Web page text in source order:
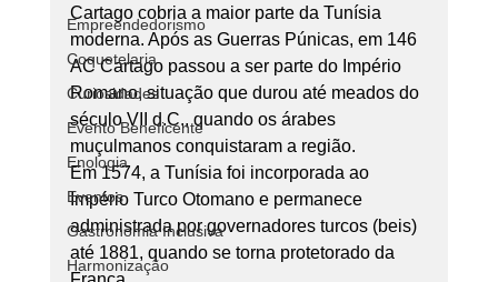
Empreendedorismo
Coquetelaria
Curiosidades
Evento Beneficente
Enologia
Eventos
Gastronomia Inclusiva
Harmonização
Cartago cobria a maior parte da Tunísia
moderna. Após as Guerras Púnicas, em 146
AC Cartago passou a ser parte do Império
Romano, situação que durou até meados do
século VII d.C., quando os árabes
muçulmanos conquistaram a região.
Em 1574, a Tunísia foi incorporada ao
Império Turco Otomano e permanece
administrada por governadores turcos (beis)
até 1881, quando se torna protetorado da